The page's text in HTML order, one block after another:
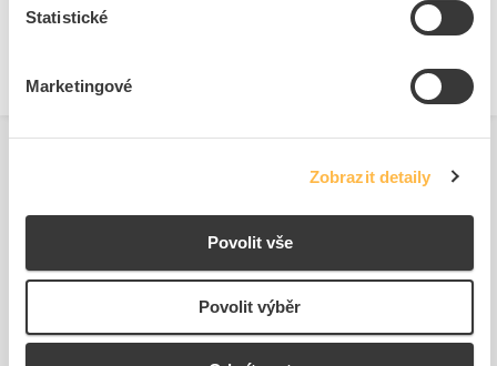
Statistické
Marketingové
Zobrazit detaily
Povolit vše
Povolit výběr
Konstrukční typ objektivu